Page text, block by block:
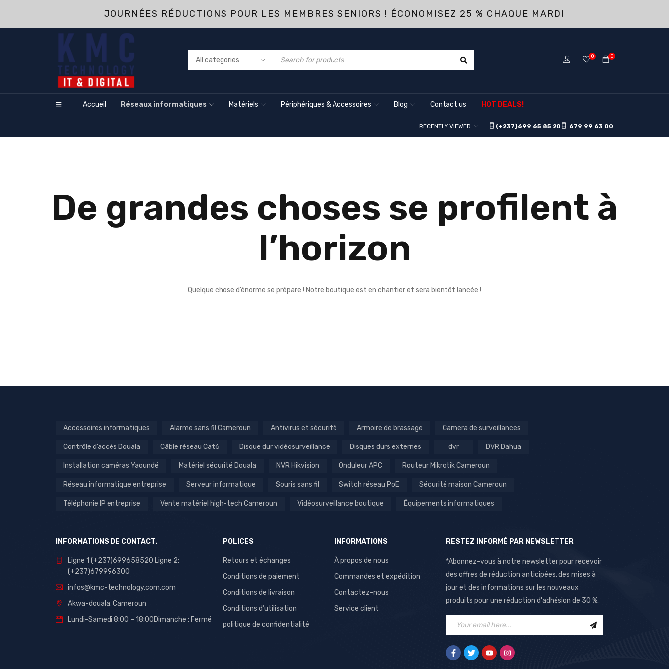
JOURNÉES RÉDUCTIONS POUR LES MEMBRES SENIORS ! ÉCONOMISEZ 25 % CHAQUE MARDI
0
0
Accueil Réseaux informatiques Matériels Périphériques & Accessoires Blog Contact us HOT DEALS!
(+237)699 65 85 20 679 99 63 00
RECENTLY VIEWED
De grandes choses se profilent à
l’horizon
Quelque chose d’énorme se prépare ! Notre boutique est en chantier et sera bientôt lancée !
Accessoires informatiques Alarme sans fil Cameroun Antivirus et sécurité Armoire de brassage Camera de surveillances
Contrôle d’accès Douala Câble réseau Cat6 Disque dur vidéosurveillance Disques durs externes dvr DVR Dahua
Installation caméras Yaoundé Matériel sécurité Douala NVR Hikvision Onduleur APC Routeur Mikrotik Cameroun
Réseau informatique entreprise Serveur informatique Souris sans fil Switch réseau PoE Sécurité maison Cameroun
Téléphonie IP entreprise Vente matériel high-tech Cameroun Vidéosurveillance boutique Équipements informatiques
INFORMATIONS DE CONTACT.
Ligne 1 (+237)699658520 Ligne 2:
(+237)679996300
infos@kmc-technology.com.com
Akwa-douala, Cameroun
Lundi-Samedi 8:00 – 18:00Dimanche : Fermé
POLICES
Retours et échanges
Conditions de paiement
Conditions de livraison
Conditions d’utilisation
politique de confidentialité
INFORMATIONS
À propos de nous
Commandes et expédition
Contactez-nous
Service client
RESTEZ INFORMÉ PAR NEWSLETTER
*Abonnez-vous à notre newsletter pour recevoir
des offres de réduction anticipées, des mises à
jour et des informations sur les nouveaux
produits pour une réduction d'adhésion de 30 %.